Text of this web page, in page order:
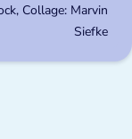
Collage: Marvin
Siefke